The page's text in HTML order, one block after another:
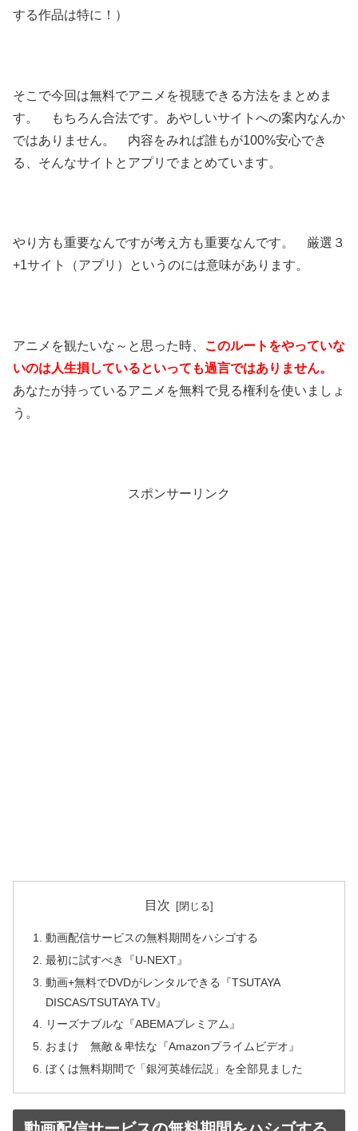
する作品は特に！）
そこで今回は無料でアニメを視聴できる方法をまとめま
す。 もちろん合法です。あやしいサイトへの案内なんか
ではありません。 内容をみれば誰もが100%安心でき
る、そんなサイトとアプリでまとめています。
やり方も重要なんですが考え方も重要なんです。 厳選３
+1サイト（アプリ）というのには意味があります。
アニメを観たいな～と思った時、 このルートをやっていな
いのは人生損しているといっても過言ではありません。
あなたが持っているアニメを無料で見る権利を使いましょ
う。
スポンサーリンク
目次
動画配信サービスの無料期間をハシゴする
最初に試すべき『U-NEXT』
動画+無料でDVDがレンタルできる『TSUTAYA
DISCAS/TSUTAYA TV』
リーズナブルな『ABEMAプレミアム』
おまけ 無敵＆卑怯な『Amazonプライムビデオ』
ぼくは無料期間で「銀河英雄伝説」を全部見ました